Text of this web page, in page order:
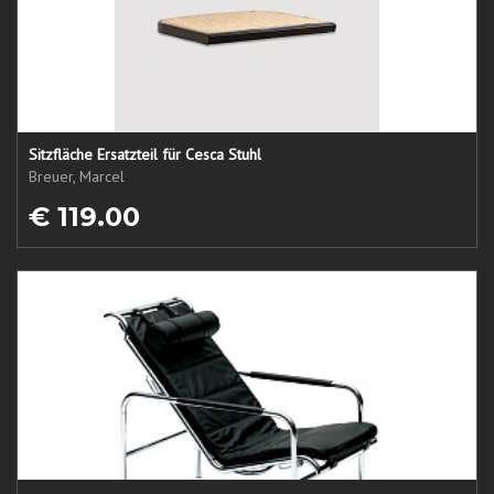
Sitzfläche Ersatzteil für Cesca Stuhl
Breuer, Marcel
€ 119.00